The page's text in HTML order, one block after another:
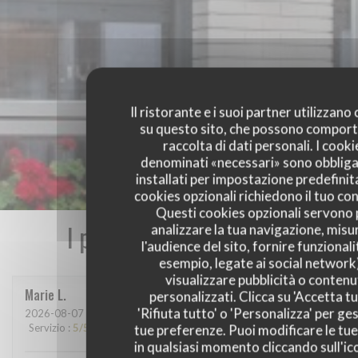
Il ristorante e i suoi partner utilizzano
su questo sito, che possono
raccolta di dati personali. I
denominati «necessari» sono
installati per impostazione
cookies opzionali richiedono il tuo
Questi cookies opzionali servono
analizzare la tua navigazione,
l'audience del sito, fornire
esempio, legate ai social
visualizzare pubblicità o
personalizzati. Clicca su 'Accetta
'Rifiuta tutto' o 'Personalizza' per
tue preferenze. Puoi modificare le
in qualsiasi momento cliccando
I pareri dei nostri clienti
Marie L
2026-08-07 - 13:15 - Ospiti 2
Servizio : 5/5 Atmosfera:5/5 Cucina: 5/5 Qualità / Prezzo: 5/5